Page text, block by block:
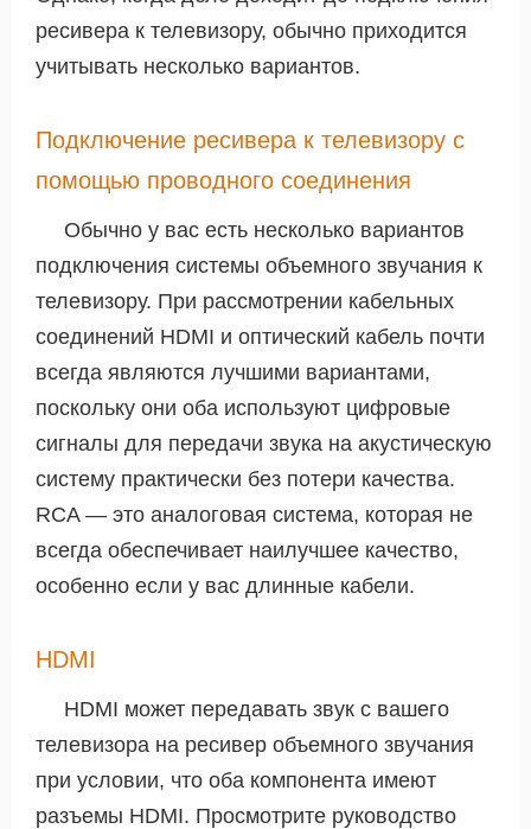
ресивера к телевизору, обычно приходится
учитывать несколько вариантов.
Подключение ресивера к телевизору с
помощью проводного соединения
Обычно у вас есть несколько вариантов
подключения системы объемного звучания к
телевизору. При рассмотрении кабельных
соединений HDMI и оптический кабель почти
всегда являются лучшими вариантами,
поскольку они оба используют цифровые
сигналы для передачи звука на акустическую
систему практически без потери качества.
RCA — это аналоговая система, которая не
всегда обеспечивает наилучшее качество,
особенно если у вас длинные кабели.
HDMI
HDMI может передавать звук с вашего
телевизора на ресивер объемного звучания
при условии, что оба компонента имеют
разъемы HDMI. Просмотрите руководство